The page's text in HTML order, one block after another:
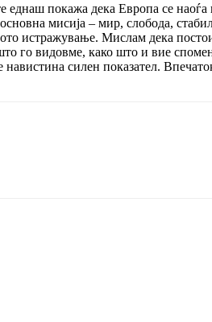
еднаш покажа дека Европа се
мисија – мир, слобода,
истражување. Мислам дека
го видовме, како што и вие
силен показател.